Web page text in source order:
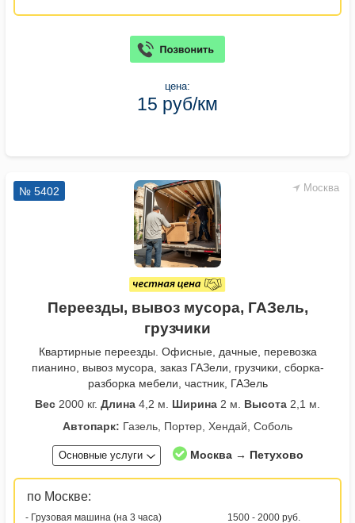
цена:
15 руб/км
Москва
№ 5402
Переезды, вывоз мусора, ГАЗель,
грузчики
Квартирные переезды. Офисные, дачные, перевозка
пианино, вывоз мусора, заказ ГАЗели, грузчики, сборка-
разборка мебели, частник, ГАЗель
Вес 2000 кг. Длина 4,2 м. Ширина 2 м. Высота 2,1 м.
Автопарк: Газель, Портер, Хендай, Соболь
Основные услуги Москва → Петухово
по Москве:
- Грузовая машина (на 3 часа) 1500 - 2000 руб.